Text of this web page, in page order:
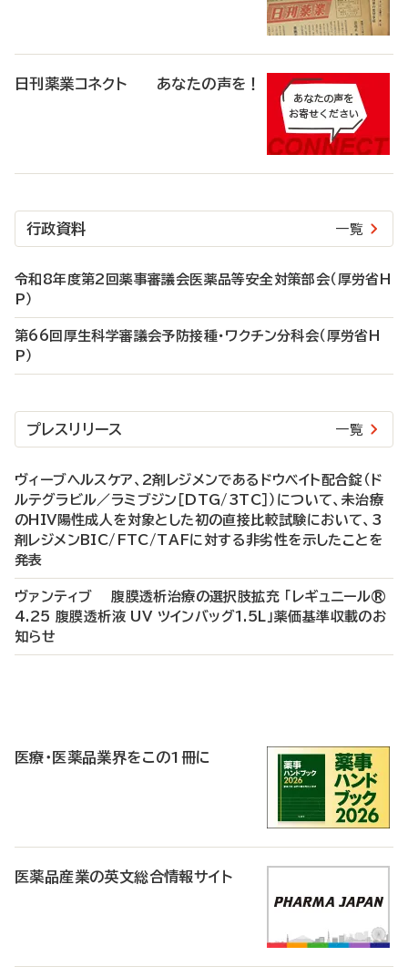
日刊薬業コネクト あなたの声を！
行政資料 一覧
令和8年度第2回薬事審議会医薬品等安全対策部会（厚労省H
P）
第66回厚生科学審議会予防接種・ワクチン分科会（厚労省H
P）
プレスリリース 一覧
ヴィーブヘルスケア、2剤レジメンであるドウベイト配合錠（ド
ルテグラビル／ラミブジン［DTG/3TC］）について、未治療
のHIV陽性成人を対象とした初の直接比較試験において、3
剤レジメンBIC/FTC/TAFに対する非劣性を示したことを
発表
ヴァンティブ 腹膜透析治療の選択肢拡充 「レギュニール®
4.25 腹膜透析液 UV ツインバッグ1.5L」薬価基準収載のお
知らせ
医療・医薬品業界をこの1冊に
医薬品産業の英文総合情報サイト